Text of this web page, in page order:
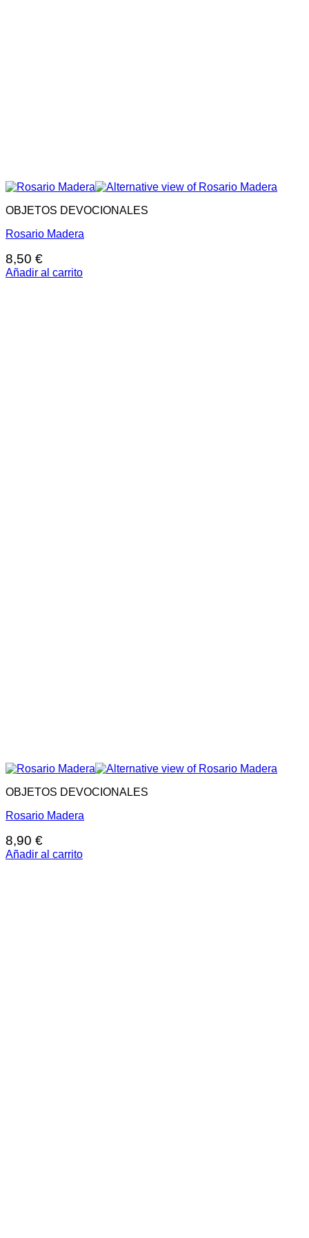
OBJETOS DEVOCIONALES
Rosario Madera
8,50 €
Añadir al carrito
OBJETOS DEVOCIONALES
Rosario Madera
8,90 €
Añadir al carrito